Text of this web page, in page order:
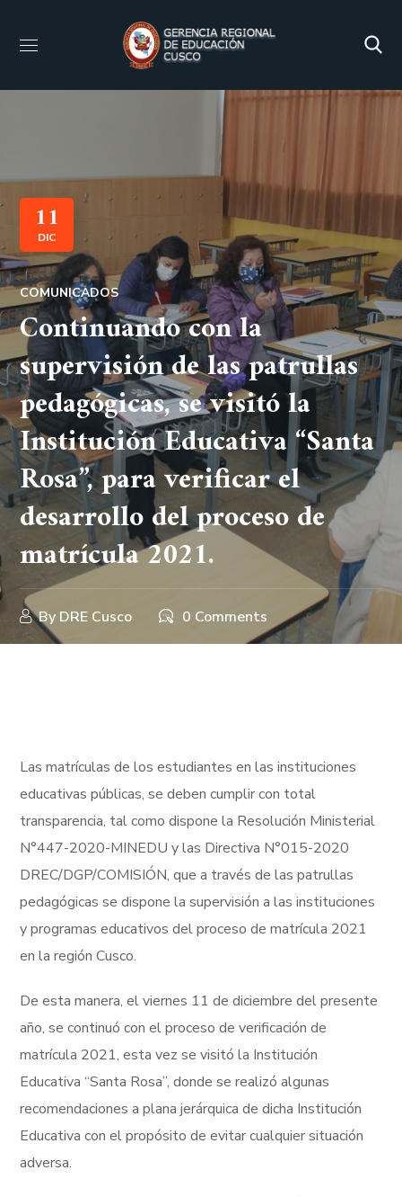
11
DIC
COMUNICADOS
Continuando con la
supervisión de las patrullas
pedagógicas, se visitó la
Institución Educativa “Santa
Rosa”, para verificar el
desarrollo del proceso de
matrícula 2021.
By DRE Cusco 0 Comments
Las matrículas de los estudiantes en las instituciones
educativas públicas, se deben cumplir con total
transparencia, tal como dispone la Resolución Ministerial
N°447-2020-MINEDU y las Directiva N°015-2020
DREC/DGP/COMISIÓN, que a través de las patrullas
pedagógicas se dispone la supervisión a las instituciones
y programas educativos del proceso de matrícula 2021
en la región Cusco.
De esta manera, el viernes 11 de diciembre del presente
año, se continuó con el proceso de verificación de
matrícula 2021, esta vez se visitó la Institución
Educativa “Santa Rosa”, donde se realizó algunas
recomendaciones a plana jerárquica de dicha Institución
Educativa con el propósito de evitar cualquier situación
adversa.